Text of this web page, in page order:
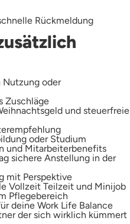
Rückmeldung
Nutzung oder
Zuschläge
und steuerfreie
oder Studium
und Mitarbeiterbenefits
sichere Anstellung in der
mit Perspektive
Vollzeit Teilzeit und Minijob
Pflegebereich
deine Work Life Balance
der sich wirklich kümmert